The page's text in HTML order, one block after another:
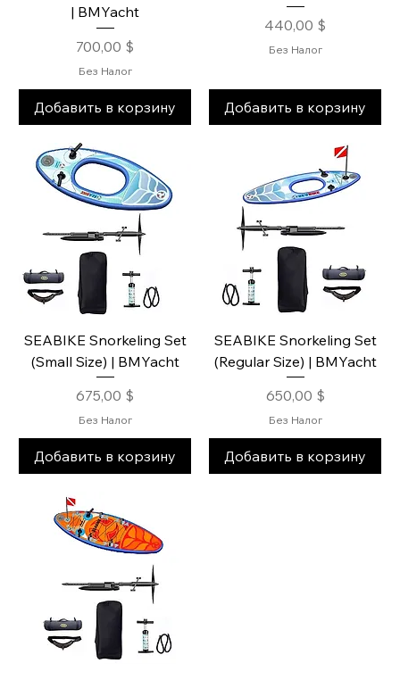
| BMYacht
Цена
700,00 $
Без Налог
Добавить в корзину
Цена
440,00 $
Без Налог
Добавить в корзину
SEABIKE Snorkeling Set
(Small Size) | BMYacht
Цена
675,00 $
Без Налог
Добавить в корзину
SEABIKE Snorkeling Set
(Regular Size) | BMYacht
Цена
650,00 $
Без Налог
Добавить в корзину